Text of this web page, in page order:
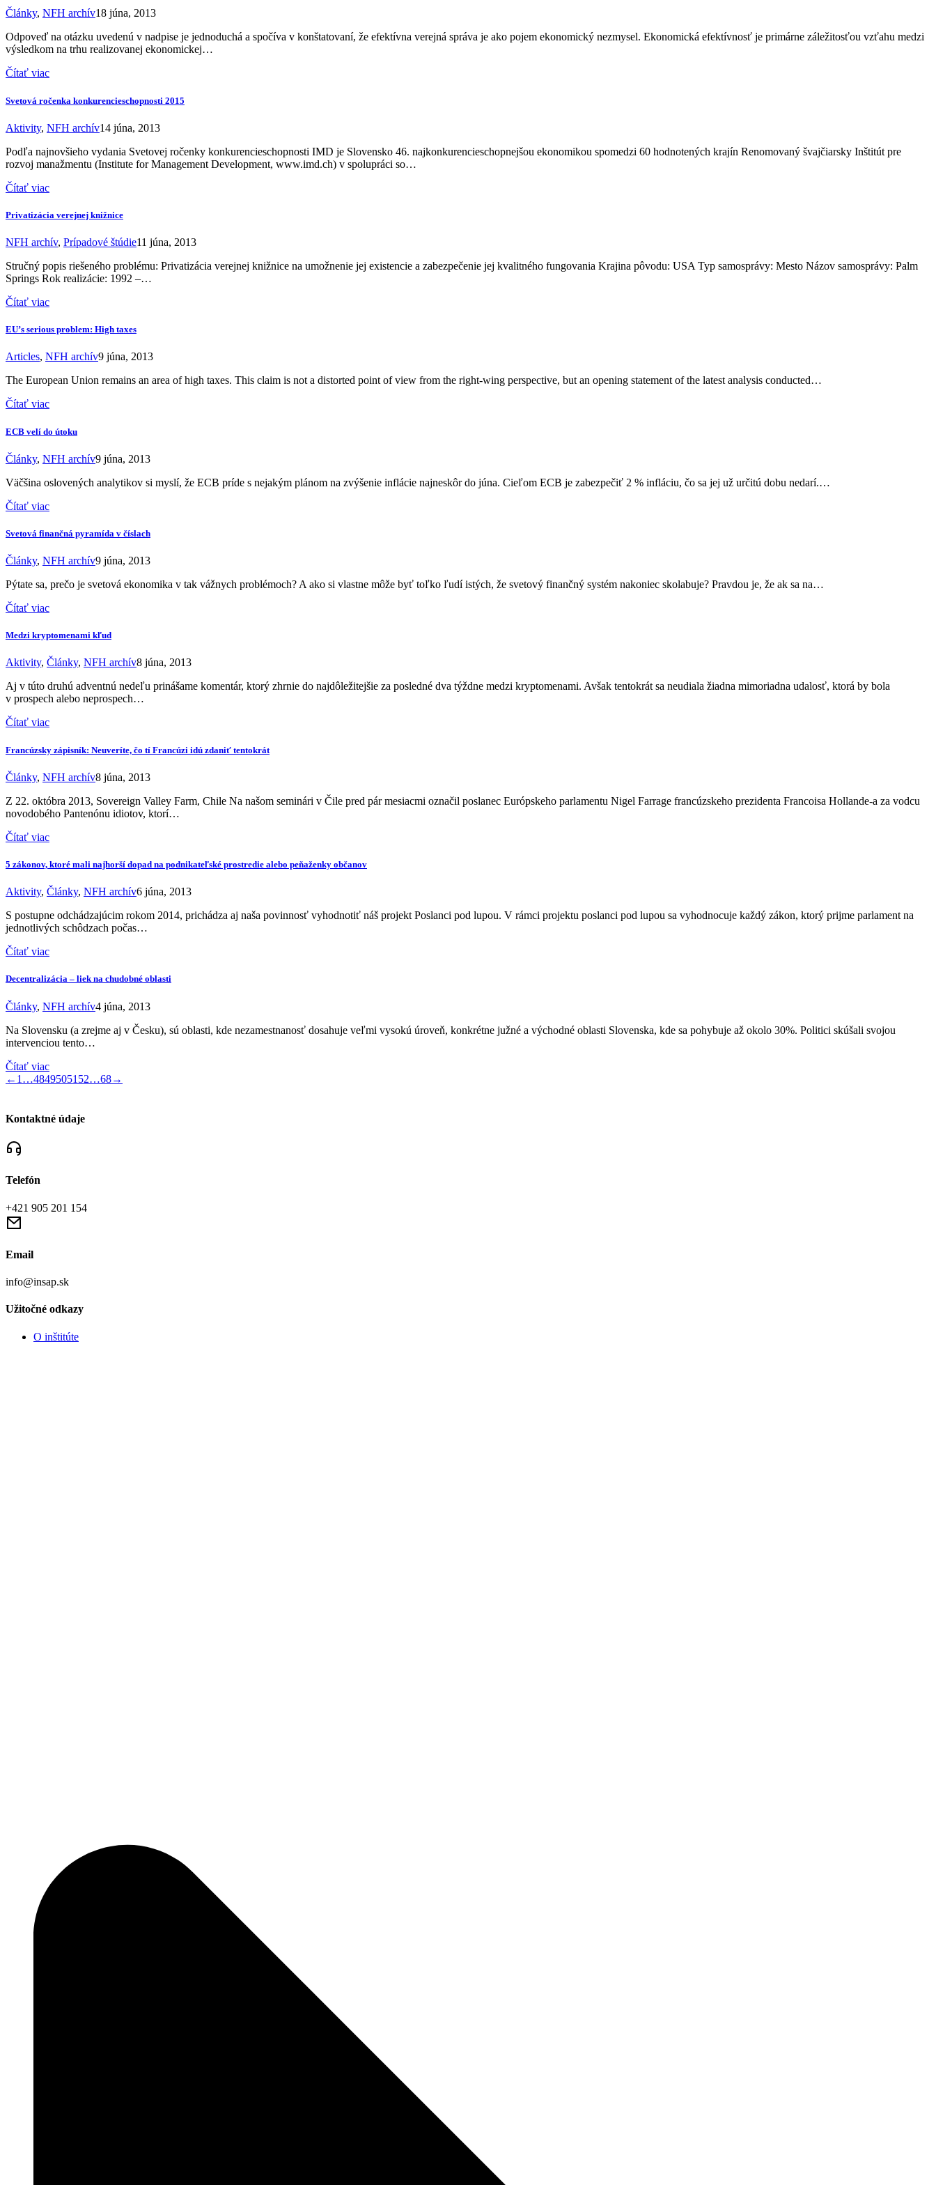
Články, NFH archív18 júna, 2013
Odpoveď na otázku uvedenú v nadpise je jednoduchá a spočíva v konštatovaní, že efektívna verejná správa je ako pojem ekonomický nezmysel. Ekonomická efektívnosť je primárne záležitosťou vzťahu medzi
výsledkom na trhu realizovanej ekonomickej…
Čítať viac
Svetová ročenka konkurencieschopnosti 2015
Aktivity, NFH archív14 júna, 2013
Podľa najnovšieho vydania Svetovej ročenky konkurencieschopnosti IMD je Slovensko 46. najkonkurencieschopnejšou ekonomikou spomedzi 60 hodnotených krajín Renomovaný švajčiarsky Inštitút pre
rozvoj manažmentu (Institute for Management Development, www.imd.ch) v spolupráci so…
Čítať viac
Privatizácia verejnej knižnice
NFH archív, Prípadové štúdie11 júna, 2013
Stručný popis riešeného problému: Privatizácia verejnej knižnice na umožnenie jej existencie a zabezpečenie jej kvalitného fungovania Krajina pôvodu: USA Typ samosprávy: Mesto Názov samosprávy: Palm
Springs Rok realizácie: 1992 –…
Čítať viac
EU’s serious problem: High taxes
Articles, NFH archív9 júna, 2013
The European Union remains an area of high taxes. This claim is not a distorted point of view from the right-wing perspective, but an opening statement of the latest analysis conducted…
Čítať viac
ECB velí do útoku
Články, NFH archív9 júna, 2013
Väčšina oslovených analytikov si myslí, že ECB príde s nejakým plánom na zvýšenie inflácie najneskôr do júna. Cieľom ECB je zabezpečiť 2 % infláciu, čo sa jej už určitú dobu nedarí.…
Čítať viac
Svetová finančná pyramída v číslach
Články, NFH archív9 júna, 2013
Pýtate sa, prečo je svetová ekonomika v tak vážnych problémoch? A ako si vlastne môže byť toľko ľudí istých, že svetový finančný systém nakoniec skolabuje? Pravdou je, že ak sa na…
Čítať viac
Medzi kryptomenami kľud
Aktivity, Články, NFH archív8 júna, 2013
Aj v túto druhú adventnú nedeľu prinášame komentár, ktorý zhrnie do najdôležitejšie za posledné dva týždne medzi kryptomenami. Avšak tentokrát sa neudiala žiadna mimoriadna udalosť, ktorá by bola
v prospech alebo neprospech…
Čítať viac
Francúzsky zápisník: Neuveríte, čo tí Francúzi idú zdaniť tentokrát
Články, NFH archív8 júna, 2013
Z 22. októbra 2013, Sovereign Valley Farm, Chile Na našom seminári v Čile pred pár mesiacmi označil poslanec Európskeho parlamentu Nigel Farrage francúzskeho prezidenta Francoisa Hollande-a za vodcu
novodobého Pantenónu idiotov, ktorí…
Čítať viac
5 zákonov, ktoré mali najhorší dopad na podnikateľské prostredie alebo peňaženky občanov
Aktivity, Články, NFH archív6 júna, 2013
S postupne odchádzajúcim rokom 2014, prichádza aj naša povinnosť vyhodnotiť náš projekt Poslanci pod lupou. V rámci projektu poslanci pod lupou sa vyhodnocuje každý zákon, ktorý prijme parlament na
jednotlivých schôdzach počas…
Čítať viac
Decentralizácia – liek na chudobné oblasti
Články, NFH archív4 júna, 2013
Na Slovensku (a zrejme aj v Česku), sú oblasti, kde nezamestnanosť dosahuje veľmi vysokú úroveň, konkrétne južné a východné oblasti Slovenska, kde sa pohybuje až okolo 30%. Politici skúšali svojou
intervenciou tento…
Čítať viac
← 1 …48495051 52…68→
Kontaktné údaje
Telefón
+421 905 201 154
Email
info@insap.sk
Užitočné odkazy
O inštitúte